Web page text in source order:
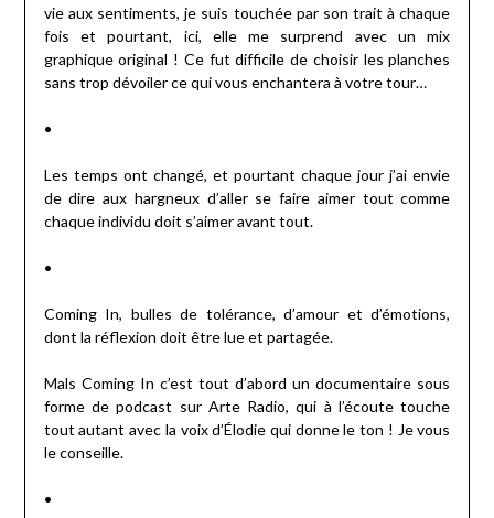
vie aux sentiments, je suis touchée par son trait à chaque
fois et pourtant, ici, elle me surprend avec un mix
graphique original ! Ce fut difficile de choisir les planches
sans trop dévoiler ce qui vous enchantera à votre tour…
•
Les temps ont changé, et pourtant chaque jour j’ai envie
de dire aux hargneux d’aller se faire aimer tout comme
chaque individu doit s’aimer avant tout.
•
Coming In, bulles de tolérance, d’amour et d’émotions,
dont la réflexion doit être lue et partagée.
Mals Coming In c’est tout d’abord un documentaire sous
forme de podcast sur Arte Radio, qui à l’écoute touche
tout autant avec la voix d’Élodie qui donne le ton ! Je vous
le conseille.
•